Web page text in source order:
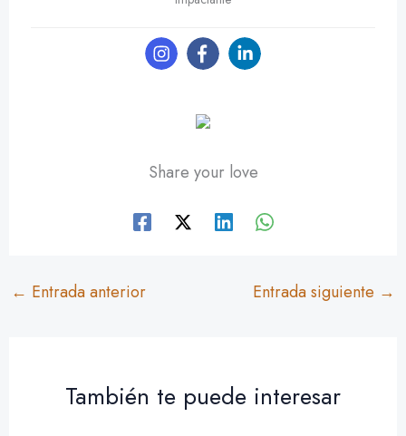
Share your love
← Entrada anterior Entrada siguiente →
También te puede interesar